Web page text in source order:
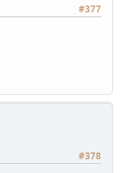
#377
#378